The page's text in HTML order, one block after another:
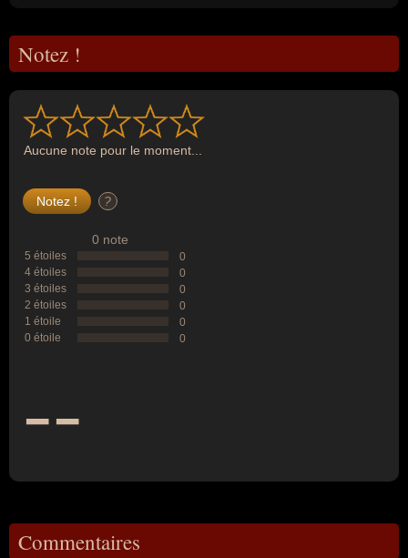
Notez !
Aucune note pour le moment...
?
0 note
5 étoiles
0
4 étoiles
0
3 étoiles
0
2 étoiles
0
1 étoile
0
0 étoile
0
--
Commentaires